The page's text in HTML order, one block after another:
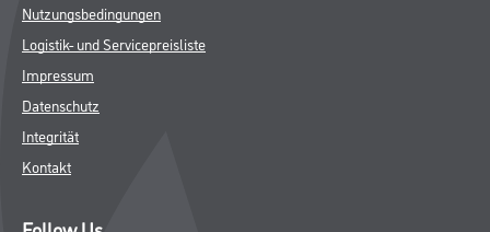
Nutzungsbedingungen
Logistik- und Servicepreisliste
Impressum
Datenschutz
Integrität
Kontakt